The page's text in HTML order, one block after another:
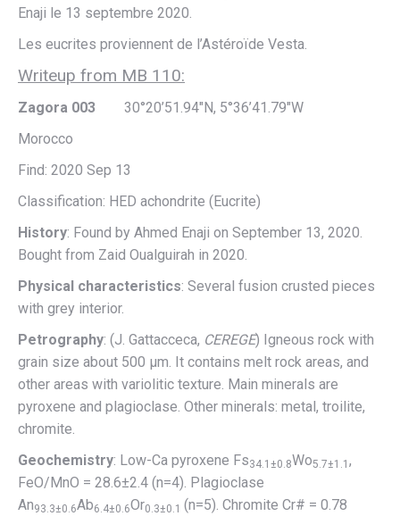
Enaji le 13 septembre 2020.
Les eucrites proviennent de l’Astéroïde Vesta.
Writeup from MB 110:
Zagora 003 30°20’51.94″N, 5°36’41.79″W
Morocco
Find: 2020 Sep 13
Classification: HED achondrite (Eucrite)
History: Found by Ahmed Enaji on September 13, 2020.
Bought from Zaid Oualguirah in 2020.
Physical characteristics: Several fusion crusted pieces
with grey interior.
Petrography: (J. Gattacceca, CEREGE) Igneous rock with
grain size about 500 µm. It contains melt rock areas, and
other areas with variolitic texture. Main minerals are
pyroxene and plagioclase. Other minerals: metal, troilite,
chromite.
Geochemistry: Low-Ca pyroxene Fs34.1±0.8Wo5.7±1.1 ,
FeO/MnO = 28.6±2.4 (n=4). Plagioclase
An93.3±0.6Ab6.4±0.6Or0.3±0.1 (n=5). Chromite Cr# = 0.78